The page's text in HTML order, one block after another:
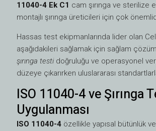
11040-4 Ek C1 cam şırınga ve sterilize
montajlı şırınga üreticileri için çok
Hassas test ekipmanlarında lider olan
aşağıdakileri sağlamak için sağlam
şırınga testi doğruluğu ve operasyonel
düzeye çıkarırken uluslararası
ISO 11040-4 ve Şırınga
Uygulanması
ISO 11040-4 özellikle yapısal bütünlük